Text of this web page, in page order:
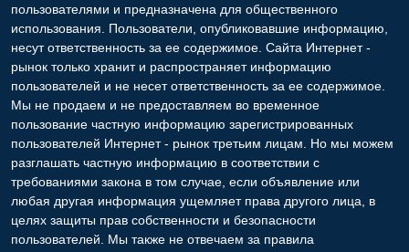
пользователями и предназначена для общественного
использования. Пользователи, опубликовавшие информацию,
несут ответственность за ее содержимое. Сайта Интернет -
рынок только хранит и распространяет информацию
пользователей и не несет ответственность за ее содержимое.
Мы не продаем и не предоставляем во временное
пользование частную информацию зарегистрированных
пользователей Интернет - рынок третьим лицам. Но мы можем
разглашать частную информацию в соответствии с
требованиями закона в том случае, если объявление или
любая другая информация ущемляет права другого лица, в
целях защиты прав собственности и безопасности
пользователей. Мы также не отвечаем за правила